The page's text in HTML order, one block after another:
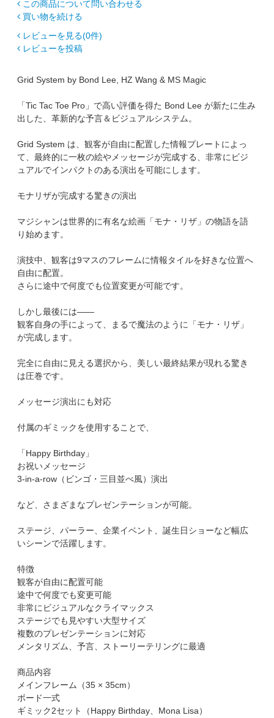
この商品について問い合わせる
買い物を続ける
レビューを見る(0件)
レビューを投稿
Grid System by Bond Lee, HZ Wang & MS Magic
「Tic Tac Toe Pro」で高い評価を得た Bond Lee が新たに生み
出した、革新的な予言＆ビジュアルシステム。
Grid System は、観客が自由に配置した情報プレートによっ
て、最終的に一枚の絵やメッセージが完成する、非常にビジ
ュアルでインパクトのある演出を可能にします。
モナリザが完成する驚きの演出
マジシャンは世界的に有名な絵画「モナ・リザ」の物語を語
り始めます。
演技中、観客は9マスのフレームに情報タイルを好きな位置へ
自由に配置。
さらに途中で何度でも位置変更が可能です。
しかし最後には――
観客自身の手によって、まるで魔法のように「モナ・リザ」
が完成します。
完全に自由に見える選択から、美しい最終結果が現れる驚き
は圧巻です。
メッセージ演出にも対応
付属のギミックを使用することで、
「Happy Birthday」
お祝いメッセージ
3-in-a-row（ビンゴ・三目並べ風）演出
など、さまざまなプレゼンテーションが可能。
ステージ、パーラー、企業イベント、誕生日ショーなど幅広
いシーンで活躍します。
特徴
観客が自由に配置可能
途中で何度でも変更可能
非常にビジュアルなクライマックス
ステージでも見やすい大型サイズ
複数のプレゼンテーションに対応
メンタリズム、予言、ストーリーテリングに最適
商品内容
メインフレーム（35 × 35cm）
ボード一式
ギミック2セット（Happy Birthday、Mona Lisa）